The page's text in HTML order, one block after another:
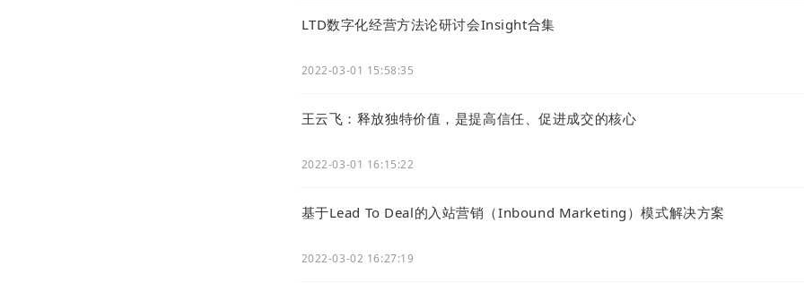
LTD数字化经营方法论研讨会Insight合集
2022-03-01 15:58:35
王云飞：释放独特价值，是提高信任、促进成交的核心
2022-03-01 16:15:22
基于Lead To Deal的入站营销（Inbound Marketing）模式解决方案
2022-03-02 16:27:19